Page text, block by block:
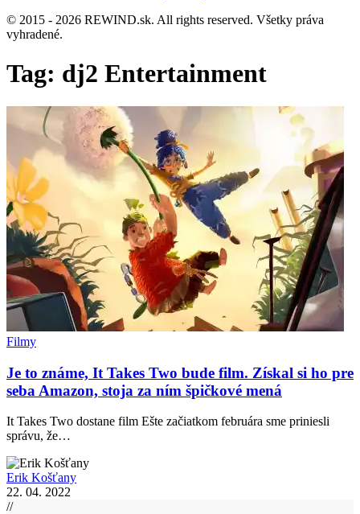
© 2015 - 2026 REWIND.sk. All rights reserved. Všetky práva
vyhradené.
Tag: dj2 Entertainment
Filmy
Je to známe, It Takes Two bude film. Získal si ho pre
seba Amazon, stoja za ním špičkové mená
It Takes Two dostane film Ešte začiatkom februára sme priniesli
správu, že…
Erik Košťany
22. 04. 2022
//